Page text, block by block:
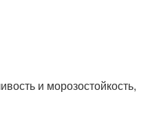
и морозостойкость,